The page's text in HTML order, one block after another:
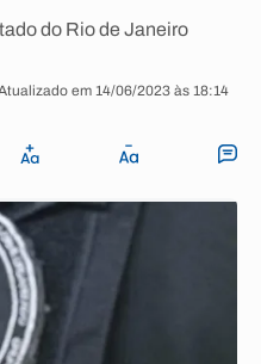
do Rio de Janeiro
em 14/06/2023 às 18:14